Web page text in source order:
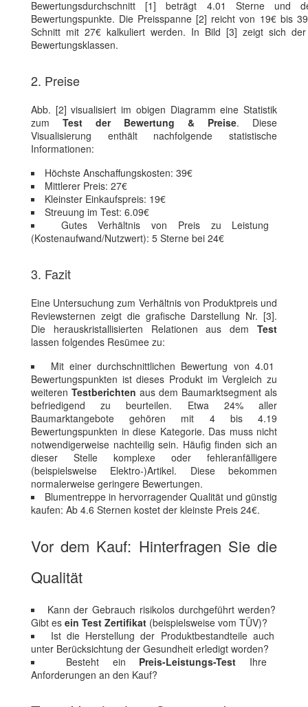
Bewertungsdurchschnitt [1] beträgt 4.01 Sterne
Bewertungspunkte. Die Preisspanne [2] reicht von 19€ bis
Schnitt mit 27€ kalkuliert werden. In Bild [3] zeigt sich
Bewertungsklassen.
2. Preise
Abb. [2] visualisiert im obigen Diagramm eine Statistik
zum Test der Bewertung & Preise. Diese
Visualisierung enthält nachfolgende statistische
Informationen:
Höchste Anschaffungskosten: 39€
Mittlerer Preis: 27€
Kleinster Einkaufspreis: 19€
Streuung im Test: 6.09€
Gutes Verhältnis von Preis zu Leistung
(Kostenaufwand/Nutzwert): 5 Sterne bei 24€
3. Fazit
Eine Untersuchung zum Verhältnis von Produktpreis und
Reviewsternen zeigt die grafische Darstellung Nr. [3].
Die herauskristallisierten Relationen aus dem Test
lassen folgendes Resümee zu:
Mit einer durchschnittlichen Bewertung von 4.01
Bewertungspunkten ist dieses Produkt im Vergleich zu
weiteren Testberichten aus dem Baumarktsegment als
befriedigend zu beurteilen. Etwa 24% aller
Baumarktangebote gehören mit 4 bis 4.19
Bewertungspunkten in diese Kategorie. Das muss nicht
notwendigerweise nachteilig sein. Häufig finden sich an
dieser Stelle komplexe oder fehleranfälligere
(beispielsweise Elektro-)Artikel. Diese bekommen
normalerweise geringere Bewertungen.
Blumentreppe in hervorragender Qualität und günstig
kaufen: Ab 4.6 Sternen kostet der kleinste Preis 24€.
Vor dem Kauf: Hinterfragen Sie die
Qualität
Kann der Gebrauch risikolos durchgeführt werden?
Gibt es ein Test Zertifikat (beispielsweise vom TÜV)?
Ist die Herstellung der Produktbestandteile auch
unter Berücksichtung der Gesundheit erledigt worden?
Besteht ein Preis-Leistungs-Test Ihre
Anforderungen an den Kauf?